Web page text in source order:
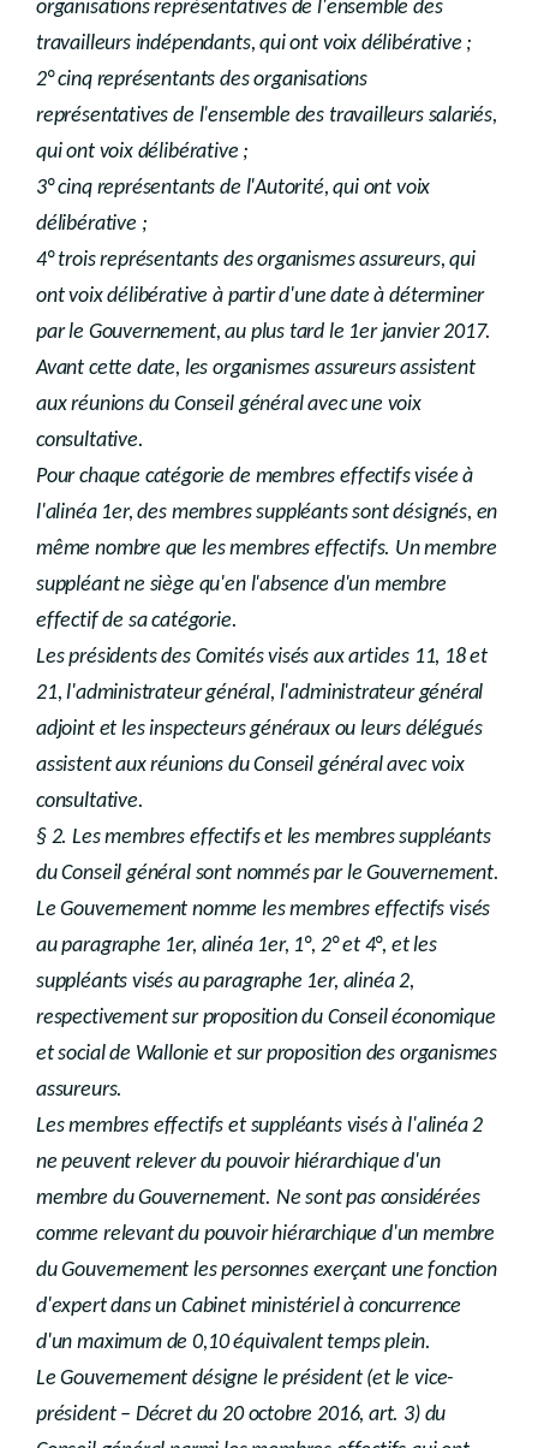
organisations représentatives de l'ensemble des
travailleurs indépendants, qui ont voix délibérative ;
2° cinq représentants des organisations
représentatives de l'ensemble des travailleurs salariés,
qui ont voix délibérative ;
3° cinq représentants de l'Autorité, qui ont voix
délibérative ;
4° trois représentants des organismes assureurs, qui
ont voix délibérative à partir d'une date à déterminer
par le Gouvernement, au plus tard le 1er janvier 2017.
Avant cette date, les organismes assureurs assistent
aux réunions du Conseil général avec une voix
consultative.
Pour chaque catégorie de membres effectifs visée à
l'alinéa 1er, des membres suppléants sont désignés, en
même nombre que les membres effectifs. Un membre
suppléant ne siège qu'en l'absence d'un membre
effectif de sa catégorie.
Les présidents des Comités visés aux articles 11, 18 et
21, l'administrateur général, l'administrateur général
adjoint et les inspecteurs généraux ou leurs délégués
assistent aux réunions du Conseil général avec voix
consultative.
§ 2. Les membres effectifs et les membres suppléants
du Conseil général sont nommés par le Gouvernement.
Le Gouvernement nomme les membres effectifs visés
au paragraphe 1er, alinéa 1er, 1°, 2° et 4°, et les
suppléants visés au paragraphe 1er, alinéa 2,
respectivement sur proposition du Conseil économique
et social de Wallonie et sur proposition des organismes
assureurs.
Les membres effectifs et suppléants visés à l'alinéa 2
ne peuvent relever du pouvoir hiérarchique d'un
membre du Gouvernement. Ne sont pas considérées
comme relevant du pouvoir hiérarchique d'un membre
du Gouvernement les personnes exerçant une fonction
d'expert dans un Cabinet ministériel à concurrence
d'un maximum de 0,10 équivalent temps plein.
Le Gouvernement désigne le président (et le vice-
président – Décret du 20 octobre 2016, art. 3) du